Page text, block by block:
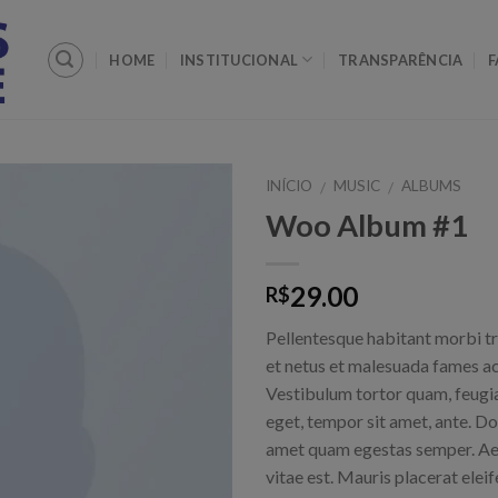
HOME INSTITUCIONAL TRANSPARÊNCIA
INÍCIO / MUSIC / ALBUMS
Woo Album #1
R$29.00
Pellentesque habitant morbi
et netus et malesuada fames
Vestibulum tortor quam,
eget, tempor sit amet, ante.
amet quam egestas semper.
vitae est. Mauris placerat